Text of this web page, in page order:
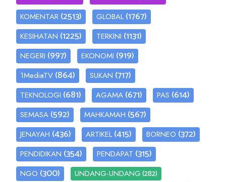
KOMENTAR (2513) GLOBAL (1767)
KESIHATAN (1225) TERKINI (1131)
NEGERI (997) EKONOMI (919)
1MediaTV (864) SUKAN (717)
TEKNOLOGI (681) AGAMA (671) PAS (614)
SEMASA (592) MAHKAMAH (567)
JENAYAH (436) ARTIKEL (415) BORNEO (372)
PENDIDIKAN (354) PENDAPAT (315)
NGO (300) UNDANG-UNDANG(282)